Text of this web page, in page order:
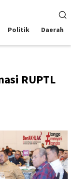
Politik Daerah
RUPTL